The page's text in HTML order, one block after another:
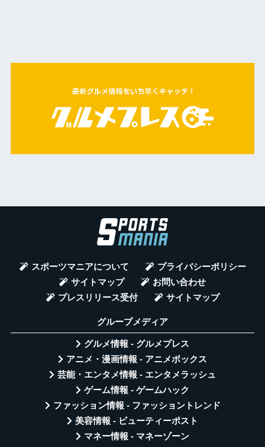
スポーツマニアについて
プライバシーポリシー
サイトマップ
お問い合わせ
プレスリリース受付
サイトマップ
グループメディア
グルメ情報 - グルメプレス
アニメ・漫画情報 - アニメボックス
芸能・エンタメ情報 - エンタメラッシュ
ゲーム情報 - ゲームハック
ファッション情報 - ファッショントレンド
美容情報 - ビューティーポスト
マネー情報 - マネーゾーン